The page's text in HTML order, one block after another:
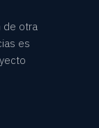
de otra
es